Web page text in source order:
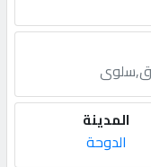
المدينة
الدوحة